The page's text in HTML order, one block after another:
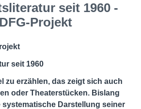
seit 1960 -
Projekt
seit 1960
zu erzählen, das zeigt sich auch
oder Theaterstücken. Bislang
systematische Darstellung seiner